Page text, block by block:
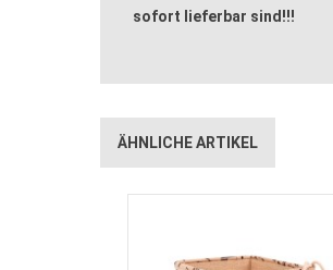
sofort lieferbar sind!!!
ÄHNLICHE ARTIKEL